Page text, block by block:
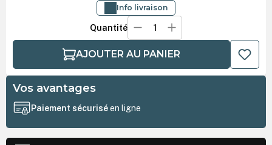
Info livraison
Quantité
AJOUTER AU PANIER
Vos avantages
Paiement sécuriséen ligne